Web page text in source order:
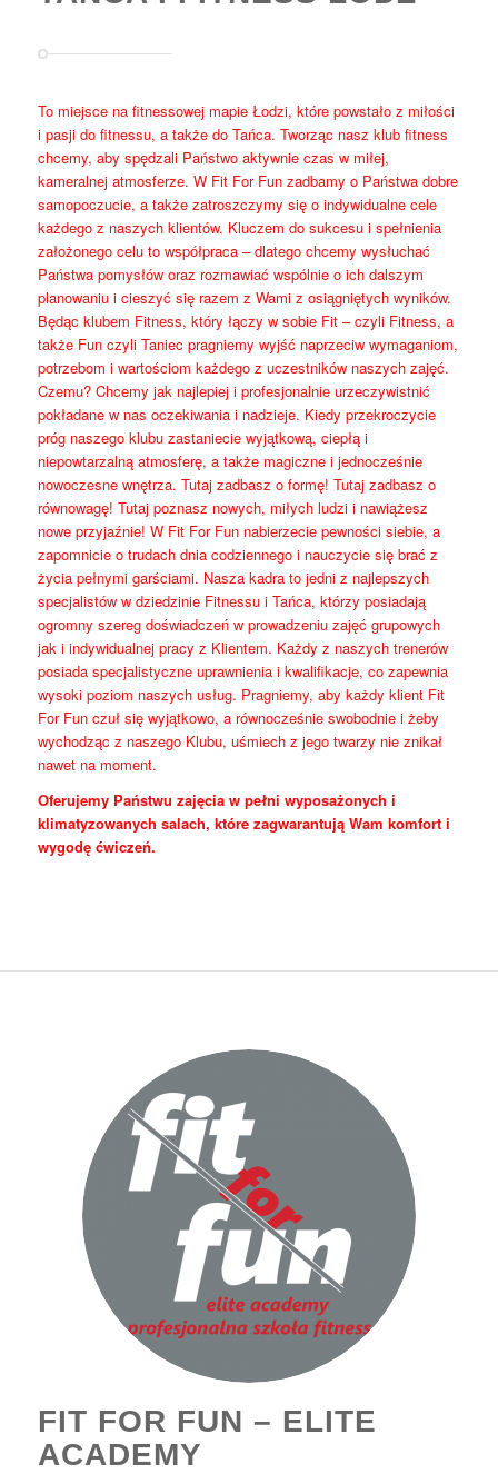
To miejsce na fitnessowej mapie Łodzi, które powstało z miłości
i pasji do fitnessu, a także do Tańca. Tworząc nasz klub fitness
chcemy, aby spędzali Państwo aktywnie czas w miłej,
kameralnej atmosferze. W Fit For Fun zadbamy o Państwa dobre
samopoczucie, a także zatroszczymy się o indywidualne cele
każdego z naszych klientów. Kluczem do sukcesu i spełnienia
założonego celu to współpraca – dlatego chcemy wysłuchać
Państwa pomysłów oraz rozmawiać wspólnie o ich dalszym
planowaniu i cieszyć się razem z Wami z osiągniętych wyników.
Będąc klubem Fitness, który łączy w sobie Fit – czyli Fitness, a
także Fun czyli Taniec pragniemy wyjść naprzeciw wymaganiom,
potrzebom i wartościom każdego z uczestników naszych zajęć.
Czemu? Chcemy jak najlepiej i profesjonalnie urzeczywistnić
pokładane w nas oczekiwania i nadzieje. Kiedy przekroczycie
próg naszego klubu zastaniecie wyjątkową, ciepłą i
niepowtarzalną atmosferę, a także magiczne i jednocześnie
nowoczesne wnętrza. Tutaj zadbasz o formę! Tutaj zadbasz o
równowagę! Tutaj poznasz nowych, miłych ludzi i nawiążesz
nowe przyjaźnie! W Fit For Fun nabierzecie pewności siebie, a
zapomnicie o trudach dnia codziennego i nauczycie się brać z
życia pełnymi garściami. Nasza kadra to jedni z najlepszych
specjalistów w dziedzinie Fitnessu i Tańca, którzy posiadają
ogromny szereg doświadczeń w prowadzeniu zajęć grupowych
jak i indywidualnej pracy z Klientem. Każdy z naszych trenerów
posiada specjalistyczne uprawnienia i kwalifikacje, co zapewnia
wysoki poziom naszych usług. Pragniemy, aby każdy klient Fit
For Fun czuł się wyjątkowo, a równocześnie swobodnie i żeby
wychodząc z naszego Klubu, uśmiech z jego twarzy nie znikał
nawet na moment.
Oferujemy Państwu zajęcia w pełni wyposażonych i
klimatyzowanych salach, które zagwarantują Wam komfort i
wygodę ćwiczeń.
FIT FOR FUN – ELITE
ACADEMY